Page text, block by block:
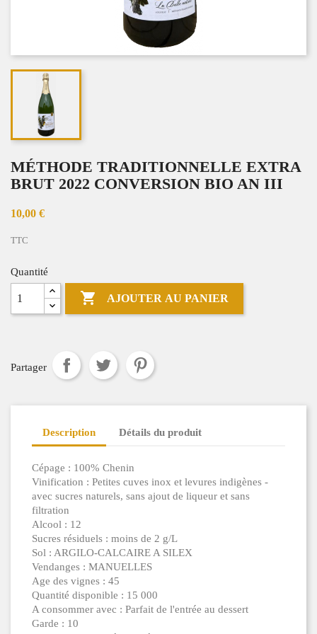
MÉTHODE TRADITIONNELLE EXTRA
BRUT 2022 CONVERSION BIO AN III
10,00 €
TTC
Quantité
 AJOUTER AU PANIER
Partager
Description Détails du produit
Cépage : 100% Chenin
Vinification : Petites cuves inox et levures indigènes -
avec sucres naturels, sans ajout de liqueur et sans
filtration
Alcool : 12
Sucres résiduels : moins de 2 g/L
Sol : ARGILO-CALCAIRE A SILEX
Vendanges : MANUELLES
Age des vignes : 45
Quantité disponible : 15 000
A consommer avec : Parfait de l'entrée au dessert
Garde : 10